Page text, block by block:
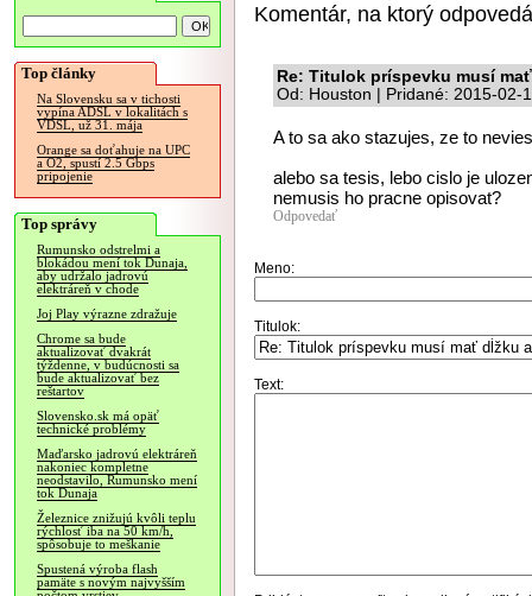
Top články
Na Slovensku sa v tichosti
vypína ADSL v lokalitách s
VDSL, už 31. mája
Orange sa doťahuje na UPC
a O2, spustí 2.5 Gbps
pripojenie
Top správy
Rumunsko odstrelmi a
blokádou mení tok Dunaja,
aby udržalo jadrovú
elektráreň v chode
Joj Play výrazne zdražuje
Chrome sa bude
aktualizovať dvakrát
týždenne, v budúcnosti sa
bude aktualizovať bez
reštartov
Slovensko.sk má opäť
technické problémy
Maďarsko jadrovú elektráreň
nakoniec kompletne
neodstavilo, Rumunsko mení
tok Dunaja
Železnice znižujú kvôli teplu
rýchlosť iba na 50 km/h,
spôsobuje to meškanie
Spustená výroba flash
pamäte s novým najvyšším
Komentár, na ktorý
Re: Titulok príspevku musí
Od: Houston | Pridané: 2015-02-
A to sa ako stazujes, ze to
alebo sa tesis, lebo cislo je
nemusis ho pracne opisovat?
Odpovedať
Meno:
Titulok:
Text: